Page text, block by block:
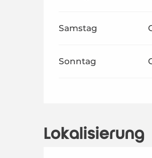
Samstag
Sonntag
Lokalisierung